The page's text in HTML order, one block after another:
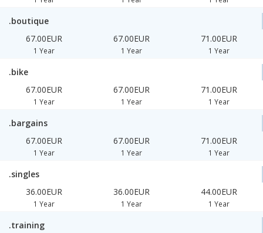
.boutique
67.00EUR
1 Year
67.00EUR
1 Year
71.00EUR
1 Year
.bike
67.00EUR
1 Year
67.00EUR
1 Year
71.00EUR
1 Year
.bargains
67.00EUR
1 Year
67.00EUR
1 Year
71.00EUR
1 Year
.singles
36.00EUR
1 Year
36.00EUR
1 Year
44.00EUR
1 Year
.training